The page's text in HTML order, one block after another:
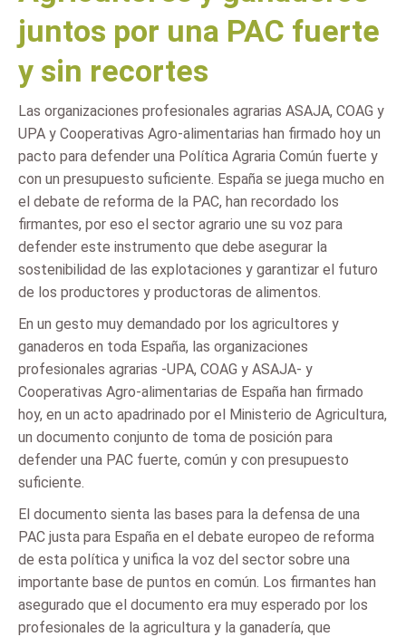
juntos por una PAC fuerte
y sin recortes
Las organizaciones profesionales agrarias ASAJA, COAG y
UPA y Cooperativas Agro-alimentarias han firmado hoy un
pacto para defender una Política Agraria Común fuerte y
con un presupuesto suficiente. España se juega mucho en
el debate de reforma de la PAC, han recordado los
firmantes, por eso el sector agrario une su voz para
defender este instrumento que debe asegurar la
sostenibilidad de las explotaciones y garantizar el futuro
de los productores y productoras de alimentos.
En un gesto muy demandado por los agricultores y
ganaderos en toda España, las organizaciones
profesionales agrarias -UPA, COAG y ASAJA- y
Cooperativas Agro-alimentarias de España han firmado
hoy, en un acto apadrinado por el Ministerio de Agricultura,
un documento conjunto de toma de posición para
defender una PAC fuerte, común y con presupuesto
suficiente.
El documento sienta las bases para la defensa de una
PAC justa para España en el debate europeo de reforma
de esta política y unifica la voz del sector sobre una
importante base de puntos en común. Los firmantes han
asegurado que el documento era muy esperado por los
profesionales de la agricultura y la ganadería, que